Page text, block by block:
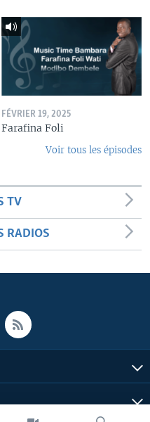
FÉVRIER 19, 2025
Farafina Foli
Voir tous les épisodes
TV
RADIOS